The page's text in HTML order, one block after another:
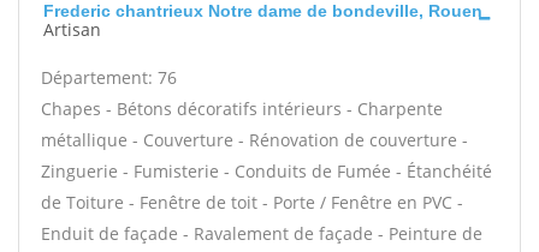
Frederic chantrieux Notre dame de bondeville, Rouen
Artisan
Département: 76
Chapes - Bétons décoratifs intérieurs - Charpente
métallique - Couverture - Rénovation de couverture -
Zinguerie - Fumisterie - Conduits de Fumée - Étanchéité
de Toiture - Fenêtre de toit - Porte / Fenêtre en PVC -
Enduit de façade - Ravalement de façade - Peinture de